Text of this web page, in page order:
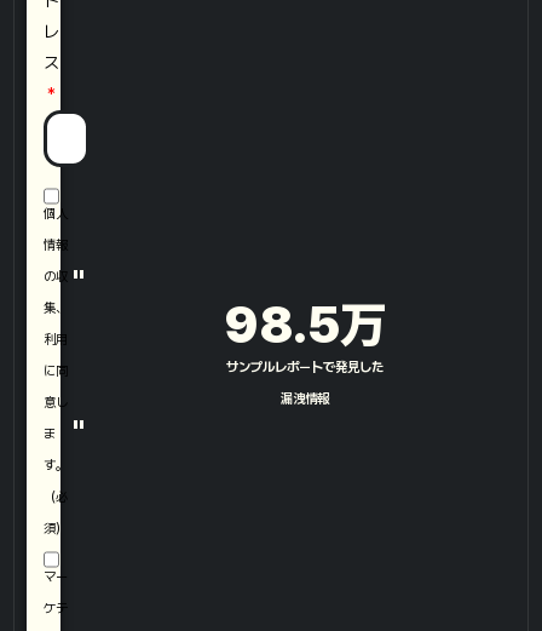
レ
ス
個人
情報
の収
集、
利用
に同
意し
ま
す。
（必
須）
マー
ケテ
"
98.5万
サンプルレポートで発見した
漏洩情報​
"